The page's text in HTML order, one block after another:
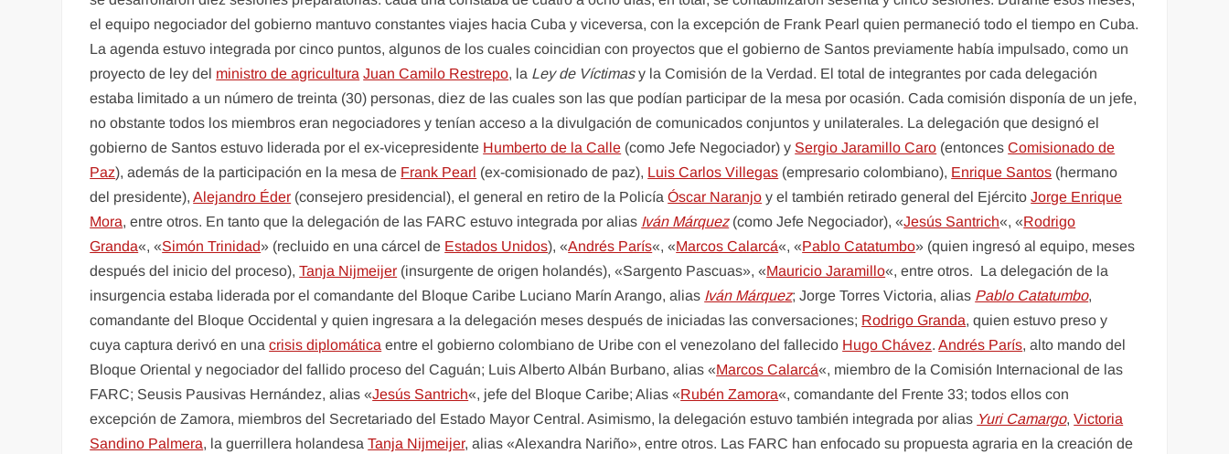
el equipo negociador del gobierno mantuvo constantes viajes hacia Cuba y viceversa, con la excepción de Frank Pearl quien permaneció todo el tiempo en Cuba.
La agenda estuvo integrada por cinco puntos, algunos de los cuales coincidian con proyectos que el gobierno de Santos previamente había impulsado, como un
proyecto de ley del ministro de agricultura Juan Camilo Restrepo, la Ley de Víctimasy la Comisión de la Verdad. El total de integrantes por cada delegación
estaba limitado a un número de treinta (30) personas, diez de las cuales son las que podían participar de la mesa por ocasión. Cada comisión disponía de un jefe,
no obstante todos los miembros eran negociadores y tenían acceso a la divulgación de comunicados conjuntos y unilaterales. La delegación que designó el
gobierno de Santos estuvo liderada por el ex-vicepresidente Humberto de la Calle (como Jefe Negociador) y Sergio Jaramillo Caro (entoncesComisionado de
Paz), además de la participación en la mesa de Frank Pearl (ex-comisionado de paz), Luis Carlos Villegas (empresario colombiano), Enrique Santos (hermano
del presidente),Alejandro Éder (consejero presidencial), el general en retiro de la PolicíaÓscar Naranjo y el también retirado general del EjércitoJorge Enrique
Mora, entre otros. En tanto que la delegación de las FARC estuvo integrada por alias Iván Márquez(como Jefe Negociador), «Jesús Santrich«, «Rodrigo
Granda«, «Simón Trinidad» (recluido en una cárcel de Estados Unidos), «Andrés París«, «Marcos Calarcá«, «Pablo Catatumbo» (quien ingresó al equipo, meses
después del inicio del proceso),Tanja Nijmeijer (insurgente de origen holandés), «Sargento Pascuas», «Mauricio Jaramillo«, entre otros. La delegación de la
insurgencia estaba liderada por el comandante del Bloque Caribe Luciano Marín Arango, alias Iván Márquez; Jorge Torres Victoria, alias Pablo Catatumbo,
comandante del Bloque Occidental y quien ingresara a la delegación meses después de iniciadas las conversaciones; Rodrigo Granda, quien estuvo preso y
cuya captura derivó en unacrisis diplomática entre el gobierno colombiano de Uribe con el venezolano del fallecido Hugo Chávez.Andrés París, alto mando del
Bloque Oriental y negociador del fallido proceso del Caguán; Luis Alberto Albán Burbano, alias «Marcos Calarcá«, miembro de la Comisión Internacional de las
FARC; Seusis Pausivas Hernández, alias «Jesús Santrich«, jefe del Bloque Caribe; Alias «Rubén Zamora«, comandante del Frente 33; todos ellos con
excepción de Zamora, miembros del Secretariado del Estado Mayor Central. Asimismo, la delegación estuvo también integrada por alias Yuri Camargo,Victoria
Sandino Palmera, la guerrillera holandesaTanja Nijmeijer, alias «Alexandra Nariño», entre otros. Las FARC han enfocado su propuesta agraria en la creación de